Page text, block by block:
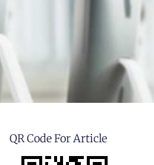
QR Code For Article